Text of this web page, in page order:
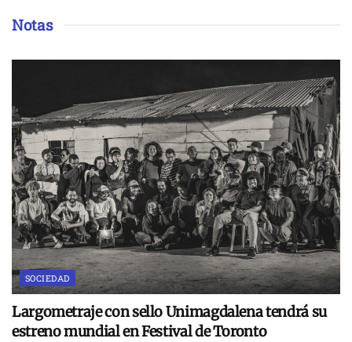
Notas
SOCIEDAD
Largometraje con sello Unimagdalena tendrá su
estreno mundial en Festival de Toronto